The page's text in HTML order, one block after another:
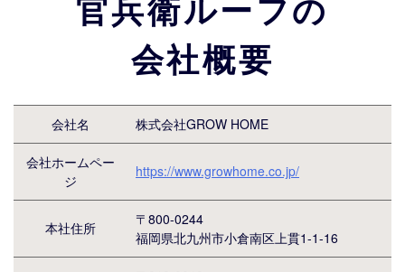
会社概要
会社名 株式会社GROW HOME
会社ホームペー
ジ
https://www.growhome.co.jp/
本社住所
〒800-0244
福岡県北九州市小倉南区上貫1-1-16